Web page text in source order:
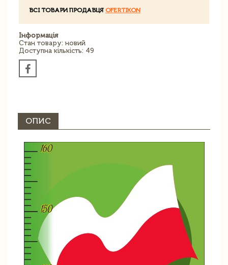
ВСІ ТОВАРИ ПРОДАВЦЯ OFERTIKON
Інформація
Стан товару: новий
Доступна кількість: 49
ОПИС